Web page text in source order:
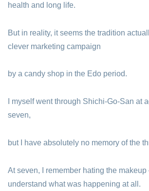
health and long life.
But in reality, it seems the tradition
clever marketing campaign
by a candy shop in the Edo period.
I myself went through Shichi-Go-San at
seven,
but I have absolutely no memory of the
At seven, I remember hating the
understand what was happening at all.